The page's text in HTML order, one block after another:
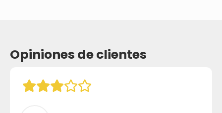
turn your phone to ]
Opiniones de clientes